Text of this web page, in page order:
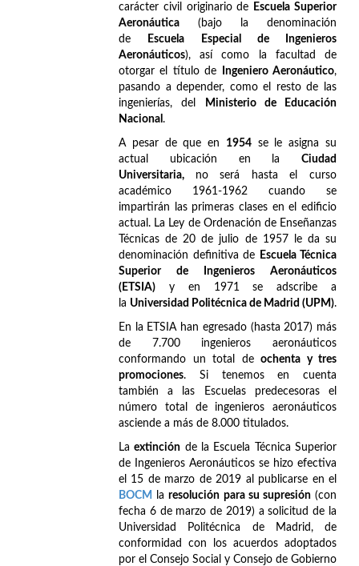
carácter civil originario de
Escuela Superior
Aeronáutica (bajo la denominación
de
Escuela Especial de Ingenieros
Aeronáuticos), así como la facultad de
otorgar el título de
Ingeniero Aeronáutico,
pasando a depender, como el resto de las
ingenierías, del
Ministerio de Educación
Nacional .
A pesar de que en 1954se le asigna su
actual ubicación en la Ciudad
Universitaria, no será hasta el curso
académico 1961-1962 cuando se
impartirán las primeras clases en el edificio
actual. La Ley de Ordenación de Enseñanzas
Técnicas de 20 de julio de 1957 le da su
denominación definitiva de
Escuela Técnica
Superior de Ingenieros Aeronáuticos
(ETSIA) y en 1971 se adscribe a
la Universidad Politécnica de Madrid (UPM).
En la ETSIA han egresado (hasta 2017) más
de 7.700 ingenieros aeronáuticos
conformando un total de ochenta y tres
promociones. Si tenemos en cuenta
también a las Escuelas predecesoras el
número total de ingenieros aeronáuticos
asciende a más de 8.000 titulados.
Laextinción de la Escuela Técnica Superior
de Ingenieros Aeronáuticos se hizo efectiva
el 15 de marzo de 2019 al publicarse en el
BOCM
laresolución para su supresión(con
fecha 6 de marzo de 2019) a solicitud de la
Universidad Politécnica de Madrid, de
conformidad con los acuerdos adoptados
por el Consejo Social y Consejo de Gobierno